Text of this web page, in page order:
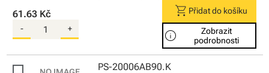
61.63 Kč
- +
shopping_cart Přidat do košíku
info
Zobrazit
podrobnosti
PS-20006AB90.K